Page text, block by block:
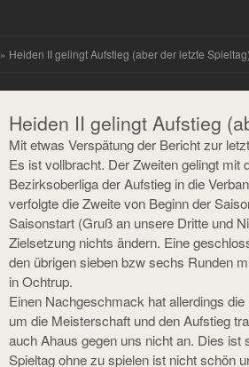
» Heiden II gelingt Aufstieg (aber der letzte
Heiden II gelingt Aufstieg
Mit etwas Verspätung der Bericht zur
Es ist vollbracht. Der Zweiten gelingt mit
Bezirksoberliga der Aufstieg in die
verfolgte die Zweite von Beginn der
Saisonstart (Gruß an unsere Dritte und
Zielsetzung nichts ändern. Eine
den übrigen sieben bzw sechs Runden
in Ochtrup.
Einen Nachgeschmack hat allerdings
um die Meisterschaft und den Aufstieg
auch Ahaus gegen uns nicht an. Dies ist
Spieltag ohne zu spielen ist nicht schön